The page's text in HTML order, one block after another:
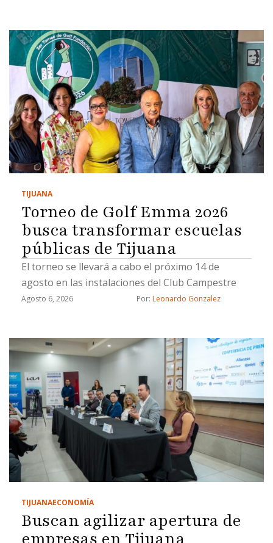
TIJUANA
Torneo de Golf Emma 2026
busca transformar escuelas
públicas de Tijuana
El torneo se llevará a cabo el próximo 14 de
agosto en las instalaciones del Club Campestre
Agosto 6, 2026 Por: Leonardo Gonzalez
TIJUANAECONOMÍA
Buscan agilizar apertura de
empresas en Tijuana